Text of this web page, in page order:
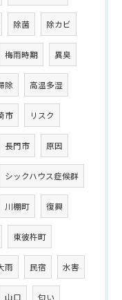
除菌 除カビ
梅雨時期 異臭
除 高温多湿
市 リスク
長門市 原因
シックハウス症候群
川棚町 復興
東彼杵町
雨 民宿 水害
山口 匂い